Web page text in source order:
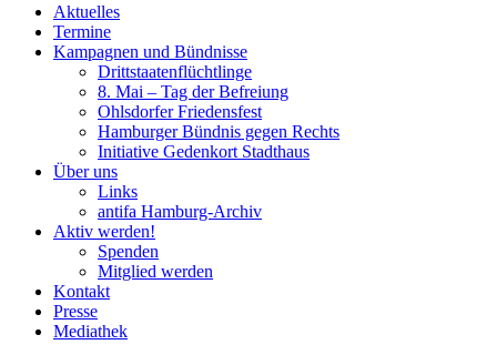
Aktuelles
Termine
Kampagnen und Bündnisse
Drittstaatenflüchtlinge
8. Mai – Tag der Befreiung
Ohlsdorfer Friedensfest
Hamburger Bündnis gegen Rechts
Initiative Gedenkort Stadthaus
Über uns
Links
antifa Hamburg-Archiv
Aktiv werden!
Spenden
Mitglied werden
Kontakt
Presse
Mediathek